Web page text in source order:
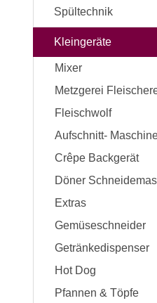
Spültechnik
Kleingeräte
Mixer
Metzgerei
Fleischwolf
Aufschnitt-
Crêpe Backgerät
Döner
Extras
Gemüseschneider
Getränkedispenser
Hot Dog
Pfannen & Töpfe